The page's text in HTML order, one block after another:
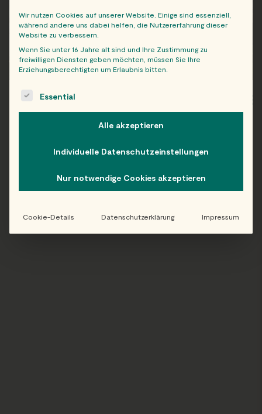
WIEN
Folge uns auf Instagram!
Wir nutzen Cookies auf unserer Website. Einige sind essenziell,
während andere uns dabei helfen, die Nutzererfahrung dieser
Website zu verbessern.
Wenn Sie unter 16 Jahre alt sind und Ihre Zustimmung zu
freiwilligen Diensten geben möchten, müssen Sie Ihre
Erziehungsberechtigten um Erlaubnis bitten.
The following is a list of service groups for which consent
Essential
Alle akzeptieren
Individuelle Datenschutzeinstellungen
Nur notwendige Cookies akzeptieren
Cookie-Details Datenschutzerklärung Impressum